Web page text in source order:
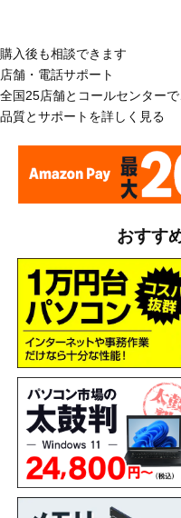
購入後も相談できます
店舗・電話サポート
全国25店舗とコールセンター
品質とサポートを詳しく見る
おすす